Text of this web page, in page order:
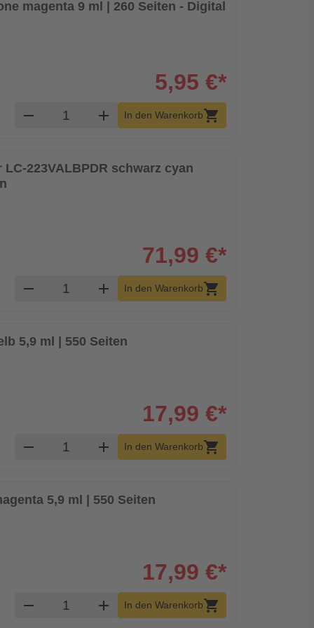
magenta 9 ml | 260 Seiten - Digital
5,95 €*
remove Produkt Warenkorb Menge
add In den Warenkorbshopping_cart
223VALBPDR schwarz cyan
71,99 €*
remove Produkt Warenkorb Menge
add In den Warenkorbshopping_cart
5,9 ml | 550 Seiten
17,99 €*
remove Produkt Warenkorb Menge
add In den Warenkorbshopping_cart
5,9 ml | 550 Seiten
17,99 €*
remove Produkt Warenkorb Menge
add In den Warenkorbshopping_cart